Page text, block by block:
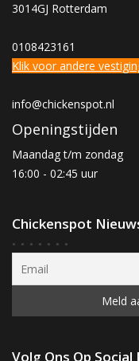
3014GJ Rotterdam
0108423161
Klik voor andere
info@chickenspot.nl
Openingstijden
Maandag t/m zondag
16:00 - 02:45 uur
Chickenspot
Volg Ons Op Social